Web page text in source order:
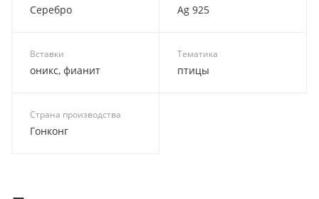
Серебро Ag 925
Вставки
оникс, фианит
Тематика
птицы
Страна производства
Гонконг